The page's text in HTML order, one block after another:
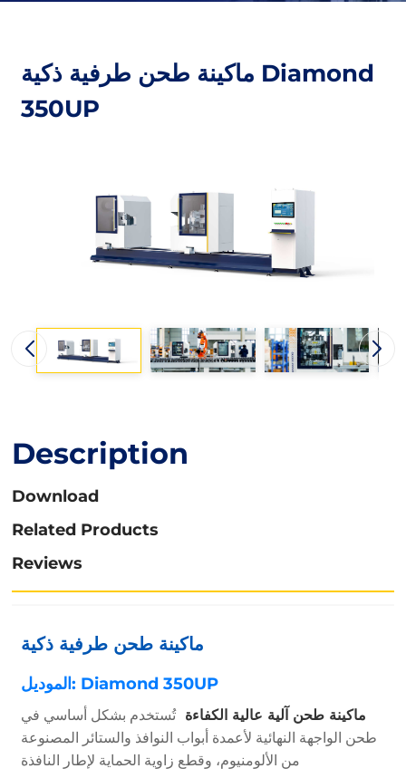
ماكينة طحن طرفية ذكية Diamond
350UP
Description
Download
Related Products
Reviews
ماكينة طحن طرفية ذكية
الموديل: Diamond 350UP
ماكينة طحن آلية عالية الكفاءةتُستخدم بشكل أساسي في
طحن الواجهة النهائية لأعمدة أبواب النوافذ والستائر المصنوعة
من الألومنيوم، وقطع زاوية الحماية لإطار النافذة